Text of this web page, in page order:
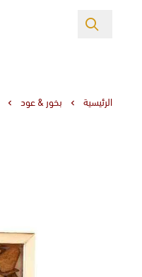
الرئيسية بخور & عود